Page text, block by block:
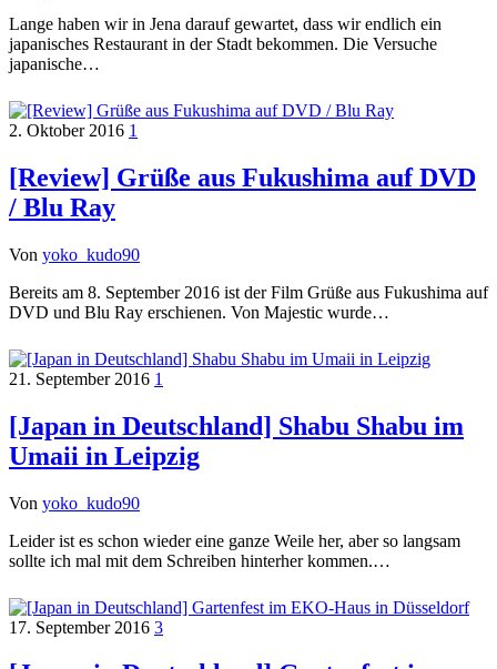
Lange haben wir in Jena darauf gewartet, dass wir endlich ein
japanisches Restaurant in der Stadt bekommen. Die Versuche
japanische…
2. Oktober 2016 1
[Review] Grüße aus Fukushima auf DVD
/ Blu Ray
Von yoko_kudo90
Bereits am 8. September 2016 ist der Film Grüße aus Fukushima auf
DVD und Blu Ray erschienen. Von Majestic wurde…
21. September 2016 1
[Japan in Deutschland] Shabu Shabu im
Umaii in Leipzig
Von yoko_kudo90
Leider ist es schon wieder eine ganze Weile her, aber so langsam
sollte ich mal mit dem Schreiben hinterher kommen.…
17. September 2016 3